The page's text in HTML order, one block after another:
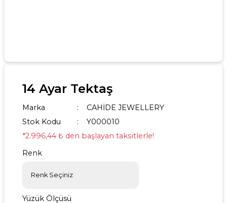
14 Ayar Tektaş
Marka
CAHİDE JEWELLERY
Stok Kodu
Y000010
*2.996,44 ₺ den başlayan taksitlerle!
Renk
Yüzük Ölçüsü